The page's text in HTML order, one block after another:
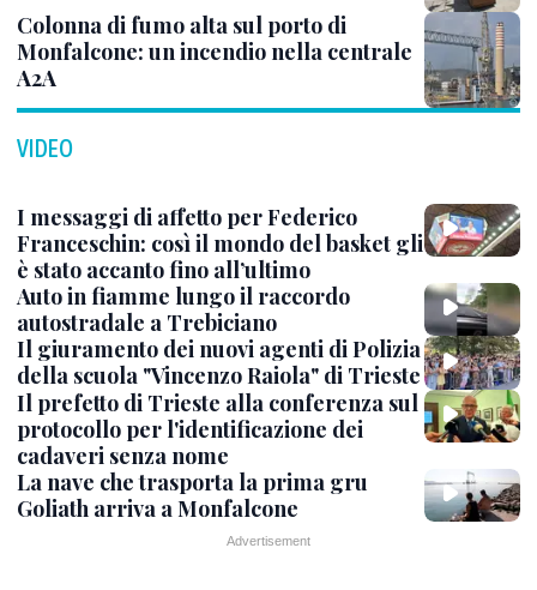
Colonna di fumo alta sul porto di
Monfalcone: un incendio nella centrale
A2A
VIDEO
I messaggi di affetto per Federico
Franceschin: così il mondo del basket gli
è stato accanto fino all’ultimo
Auto in fiamme lungo il raccordo
autostradale a Trebiciano
Il giuramento dei nuovi agenti di Polizia
della scuola "Vincenzo Raiola" di Trieste
Il prefetto di Trieste alla conferenza sul
protocollo per l'identificazione dei
cadaveri senza nome
La nave che trasporta la prima gru
Goliath arriva a Monfalcone